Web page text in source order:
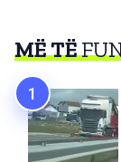
MË TË